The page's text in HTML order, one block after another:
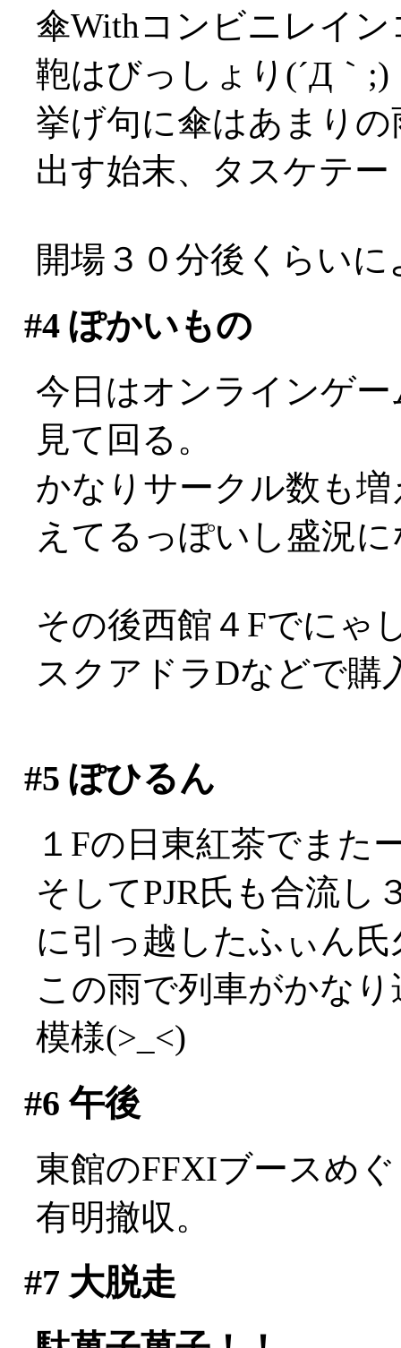
傘Withコンビニレイ
鞄はびっしょり(´Д｀;)
挙げ句に傘はあまり
出す始末、タスケテー
開場３０分後くらい
#4ぽかいもの
今日はオンラインゲ
見て回る。
かなりサークル数も
えてるっぽいし盛況
その後西館４Fでにゃ
スクアドラDなどで購
#5 ぽひるん
１Fの日東紅茶でまた
そしてPJR氏も合流し
に引っ越したふぃん
この雨で列車がかな
模様(>_<)
#6 午後
東館のFFXIブースめ
有明撤収。
#7 大脱走